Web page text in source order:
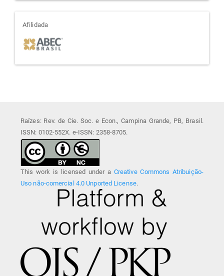
afiliada
Afilidada
Raízes: Rev. de Cie. Soc. e Econ., Campina Grande, PB, Brasil.
ISSN: 0102-552X. e-ISSN: 2358-8705.
This work is licensed under a Creative Commons Atribuição-
Uso não-comercial 4.0 Unported License.